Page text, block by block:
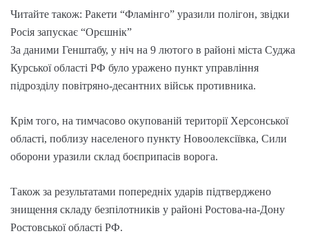
Читайте також: Ракети “Фламінго” уразили полігон, звідки
Росія запускає “Орєшнік”
За даними Генштабу, у ніч на 9 лютого в районі міста Суджа
Курської області РФ було уражено пункт управління
підрозділу повітряно-десантних військ противника.
Крім того, на тимчасово окупованій території Херсонської
області, поблизу населеного пункту Новоолексіївка, Сили
оборони уразили склад боєприпасів ворога.
Також за результатами попередніх ударів підтверджено
знищення складу безпілотників у районі Ростова-на-Дону
Ростовської області РФ.